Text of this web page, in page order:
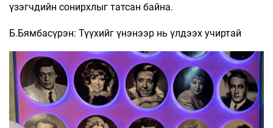
үзэгчдийн сонирхлыг татсан байна.
Б.Бямбасүрэн: Түүхийг үнэнээр нь үлдээх учиртай